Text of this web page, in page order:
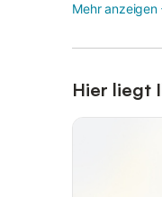
Mehr anzeigen
Hier liegt